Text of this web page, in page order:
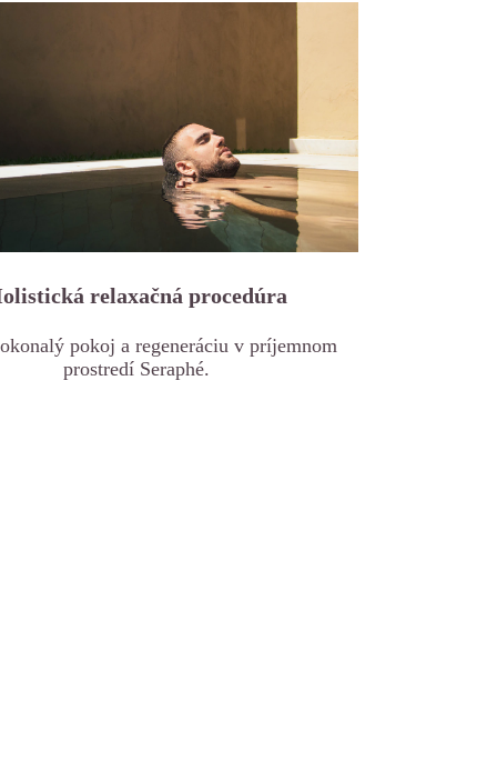
relaxačná procedúra
pokoj a regeneráciu v príjemnom
prostredí Seraphé.